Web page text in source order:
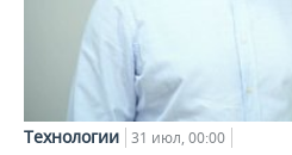
Технологии 31 июл, 00:00